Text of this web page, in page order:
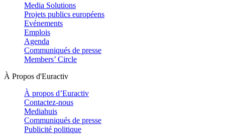
Media Solutions
Projets publics européens
Evénements
Emplois
Agenda
Communiqués de presse
Members’ Circle
À Propos d'Euractiv
À propos d’Euractiv
Contactez-nous
Mediahuis
Communiqués de presse
Publicité politique